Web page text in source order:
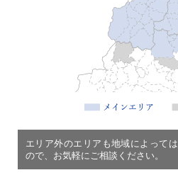
エリア外のエリアも地域によって
ので、お気軽にご相談ください。